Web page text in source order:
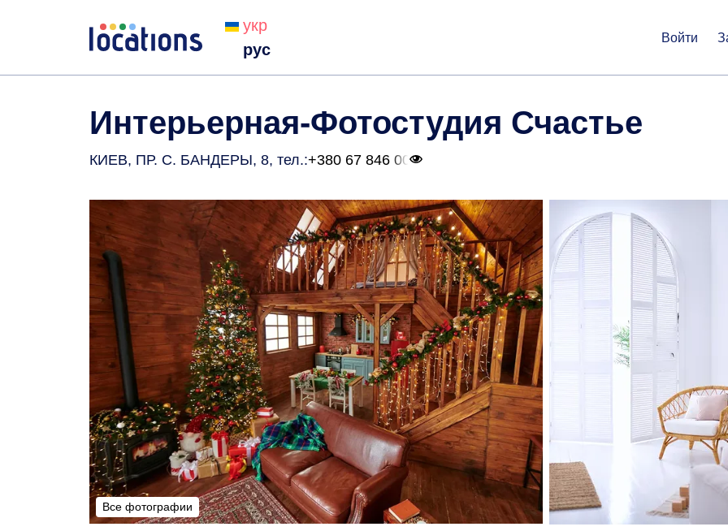
укр
рус
Войти
Интерьерная-Фотостудия Счастье
КИЕВ, ПР. С. БАНДЕРЫ, 8, тел.:+380 67 846 00
Все фотографии
Все фотографии